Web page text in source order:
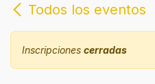
Todos los eventos
Inscripciones cerradas